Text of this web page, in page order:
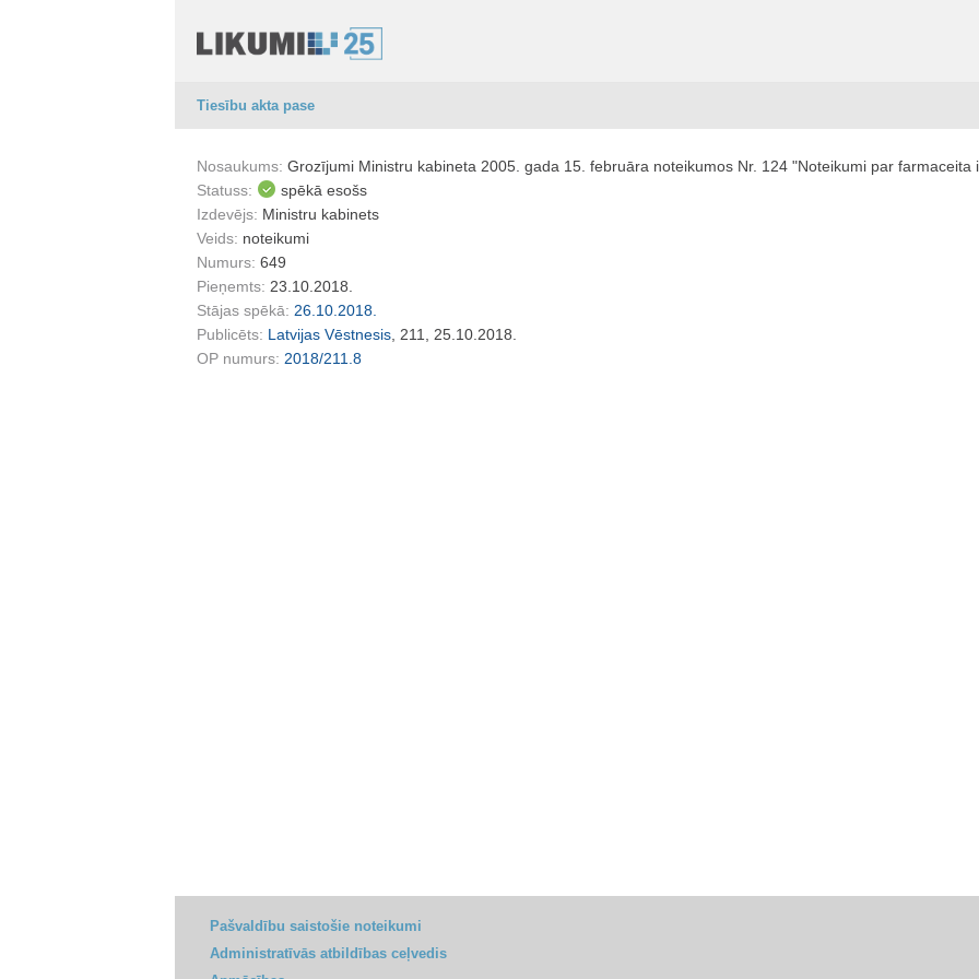
Tiesību akta pase
Nosaukums: Grozījumi Ministru kabineta 2005. gada 15. februāra noteikumos Nr. 124 "Noteikumi par farmaceita
Statuss:
spēkā esošs
Izdevējs: Ministru kabinets
Veids: noteikumi
Numurs: 649
Pieņemts: 23.10.2018.
Stājas spēkā: 26.10.2018.
Publicēts: Latvijas Vēstnesis , 211, 25.10.2018.
OP numurs: 2018/211.8
Pašvaldību saistošie noteikumi
Administratīvās atbildības ceļvedis